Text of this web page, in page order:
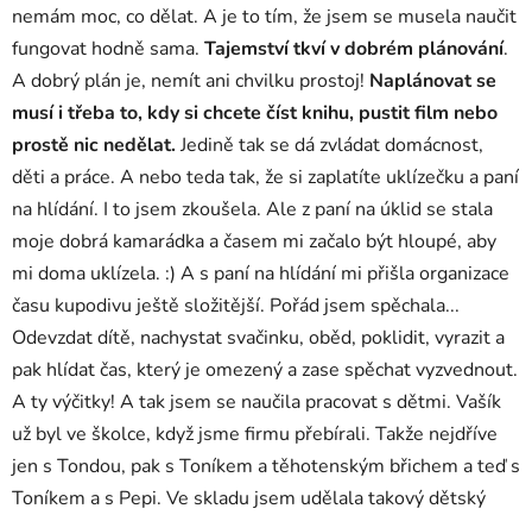
nemám moc, co dělat. A je to tím, že jsem se musela naučit
fungovat hodně sama. Tajemství tkví v dobrém plánování.
A dobrý plán je, nemít ani chvilku prostoj! Naplánovat se
musí i třeba to, kdy si chcete číst knihu, pustit film nebo
prostě nic nedělat. Jedině tak se dá zvládat domácnost,
děti a práce. A nebo teda tak, že si zaplatíte uklízečku a paní
na hlídání. I to jsem zkoušela. Ale z paní na úklid se stala
moje dobrá kamarádka a časem mi začalo být hloupé, aby
mi doma uklízela. :) A s paní na hlídání mi přišla organizace
času kupodivu ještě složitější. Pořád jsem spěchala...
Odevzdat dítě, nachystat svačinku, oběd, poklidit, vyrazit a
pak hlídat čas, který je omezený a zase spěchat vyzvednout.
A ty výčitky! A tak jsem se naučila pracovat s dětmi. Vašík
už byl ve školce, když jsme firmu přebírali. Takže nejdříve
jen s Tondou, pak s Toníkem a těhotenským břichem a teď s
Toníkem a s Pepi. Ve skladu jsem udělala takový dětský